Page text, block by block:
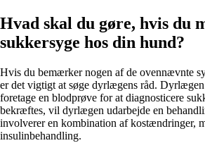
Hvad skal du gøre, hvis du
sukkersyge hos din hund?
Hvis du bemærker nogen af de ovennævnte
er det vigtigt at søge dyrlægens råd.
foretage en blodprøve for at diagnosticere
bekræftes, vil dyrlægen udarbejde en
involverer en kombination af kostændringer,
insulinbehandling.